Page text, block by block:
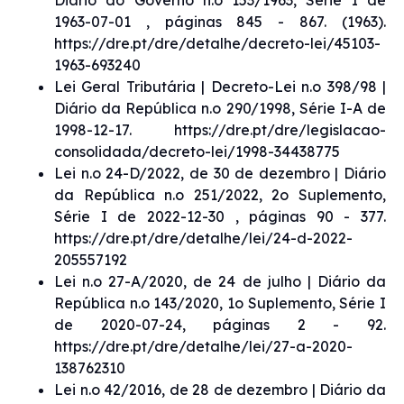
1963-07-01 , páginas 845 - 867. (1963).
https://dre.pt/dre/detalhe/decreto-lei/45103-
1963-693240
Lei Geral Tributária | Decreto-Lei n.o 398/98 |
Diário da República n.o 290/1998, Série I-A de
1998-12-17. https://dre.pt/dre/legislacao-
consolidada/decreto-lei/1998-34438775
Lei n.o 24-D/2022, de 30 de dezembro | Diário
da República n.o 251/2022, 2o Suplemento,
Série I de 2022-12-30 , páginas 90 - 377.
https://dre.pt/dre/detalhe/lei/24-d-2022-
205557192
Lei n.o 27-A/2020, de 24 de julho | Diário da
República n.o 143/2020, 1o Suplemento, Série I
de 2020-07-24, páginas 2 - 92.
https://dre.pt/dre/detalhe/lei/27-a-2020-
138762310
Lei n.o 42/2016, de 28 de dezembro | Diário da